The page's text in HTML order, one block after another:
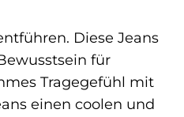
Diese Jeans
für
Tragegefühl mit
einen coolen und